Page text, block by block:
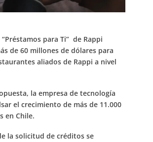
para Ti” de Rappi
de 60 millones de dólares para
aliados de Rappi a nivel
la empresa de tecnología
el crecimiento de más de 11.000
en Chile.
la solicitud de créditos se